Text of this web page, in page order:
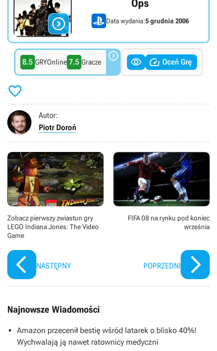

Ops
Data wydania:5 grudnia 2006
8.5 GRYOnline 7.5 Gracze    Oceń Grę

Autor:
Piotr Doroń
Zobacz pierwszy zwiastun gry
LEGO Indiana Jones: The Video
Game
NASTĘPNY
FIFA 08 na rynku pod koniec
września
POPRZEDNI
Najnowsze Wiadomości
Amazon przecenił bestię wśród latarek o blisko 40%!
Wychwalają ją nawet ratownicy medyczni